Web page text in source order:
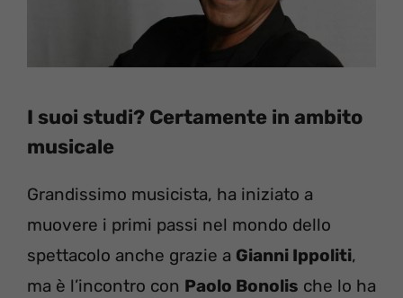
I suoi studi? Certamente in ambito
musicale
Grandissimo musicista, ha iniziato a
muovere i primi passi nel mondo dello
spettacolo anche grazie a Gianni Ippoliti,
ma è l’incontro con Paolo Bonolis che lo ha